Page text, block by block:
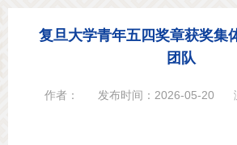
复旦大学青年五四奖章获奖集
团队
作者： 发布时间：2026-05-20